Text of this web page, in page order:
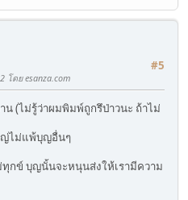
#5
โดย esanza.com
(ไม่รู้ว่าผมพิมพ์ถูกรึป่าวนะ ถ้าไม่
ไม่แพ้บุญอื่นๆ
กข์ บุญนั้นจะหนุนส่งให้เรามีความ